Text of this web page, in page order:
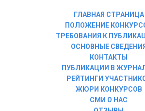
ГЛАВНАЯ СТРАНИЦА
ПОЛОЖЕНИЕ
ТРЕБОВАНИЯ К
ОСНОВНЫЕ СВЕДЕНИЯ
КОНТАКТЫ
ПУБЛИКАЦИИ В
РЕЙТИНГИ
ЖЮРИ КОНКУРСОВ
СМИ О НАС